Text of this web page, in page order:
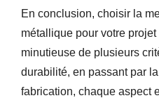
En conclusion, choisir la
métallique pour votre
minutieuse de plusieurs
durabilité, en passant par
fabrication, chaque aspect